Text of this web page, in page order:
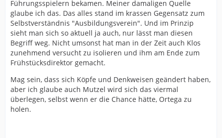
Führungsspielern bekamen. Meiner damaligen Quelle
glaube ich das. Das alles stand im krassen Gegensatz zum
Selbstverständnis "Ausbildungsverein". Und im Prinzip
sieht man sich so aktuell ja auch, nur lässt man diesen
Begriff weg. Nicht umsonst hat man in der Zeit auch Klos
zunehmend versucht zu isolieren und ihm am Ende zum
Frühstücksdirektor gemacht.
Mag sein, dass sich Köpfe und Denkweisen geändert haben,
aber ich glaube auch Mutzel wird sich das viermal
überlegen, selbst wenn er die Chance hätte, Ortega zu
holen.